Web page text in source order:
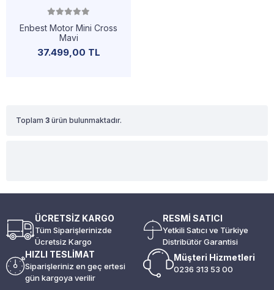
Enbest Motor Mini Cross
Mavi
37.499,00 TL
Toplam 3 ürün bulunmaktadır.
ÜCRETSİZ KARGO
Tüm Siparişlerinizde
Ücretsiz Kargo
RESMİ SATICI
Yetkili Satıcı ve Türkiye
Distribütör Garantisi
HIZLI TESLİMAT
Siparişleriniz en geç ertesi
gün kargoya verilir
Müşteri Hizmetleri
0236 313 53 00